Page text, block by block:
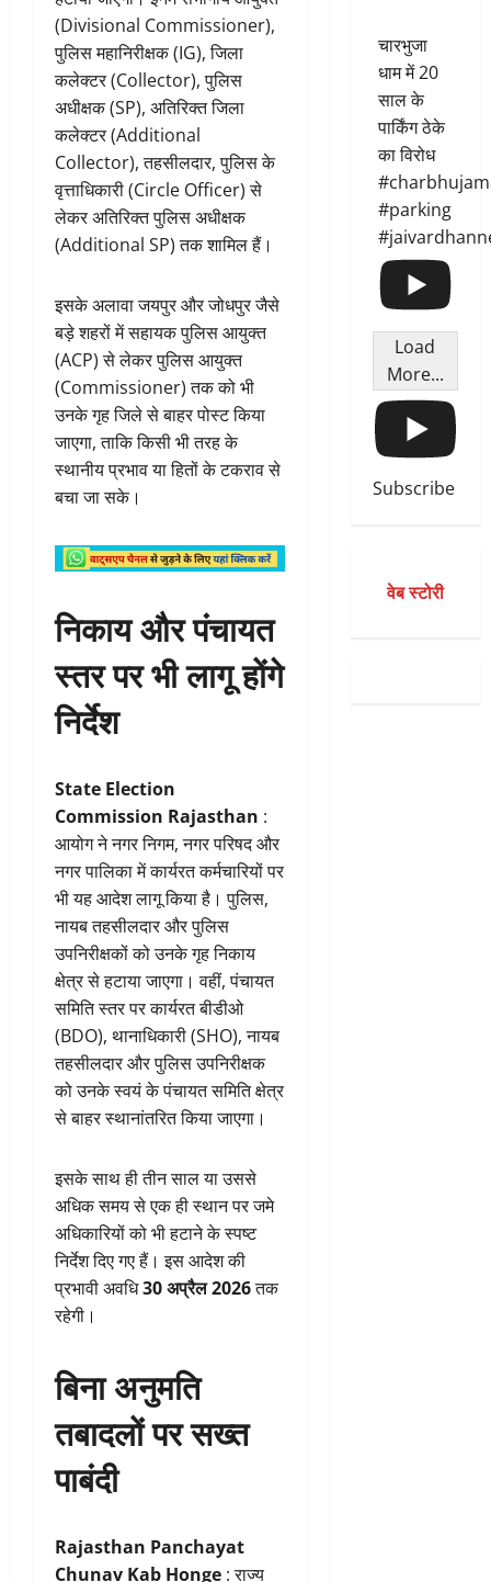
(Divisional Commissioner),
पुलिस महानिरीक्षक (IG), जिला
कलेक्टर (Collector), पुलिस
अधीक्षक (SP), अतिरिक्त जिला
कलेक्टर (Additional
Collector), तहसीलदार, पुलिस के
वृत्ताधिकारी (Circle Officer) से
लेकर अतिरिक्त पुलिस अधीक्षक
(Additional SP) तक शामिल हैं।
इसके अलावा जयपुर और जोधपुर जैसे
बड़े शहरों में सहायक पुलिस आयुक्त
(ACP) से लेकर पुलिस आयुक्त
(Commissioner) तक को भी
उनके गृह जिले से बाहर पोस्ट किया
जाएगा, ताकि किसी भी तरह के
स्थानीय प्रभाव या हितों के टकराव से
बचा जा सके।
निकाय और पंचायत
स्तर पर भी लागू होंगे
निर्देश
State Election
Commission Rajasthan :
आयोग ने नगर निगम, नगर परिषद और
नगर पालिका में कार्यरत कर्मचारियों पर
भी यह आदेश लागू किया है। पुलिस,
नायब तहसीलदार और पुलिस
उपनिरीक्षकों को उनके गृह निकाय
क्षेत्र से हटाया जाएगा। वहीं, पंचायत
समिति स्तर पर कार्यरत बीडीओ
(BDO), थानाधिकारी (SHO), नायब
तहसीलदार और पुलिस उपनिरीक्षक
को उनके स्वयं के पंचायत समिति क्षेत्र
से बाहर स्थानांतरित किया जाएगा।
इसके साथ ही तीन साल या उससे
अधिक समय से एक ही स्थान पर जमे
अधिकारियों को भी हटाने के स्पष्ट
निर्देश दिए गए हैं। इस आदेश की
प्रभावी अवधि30 अप्रैल 2026तक
रहेगी।
बिना अनुमति
तबादलों पर सख्त
पाबंदी
Rajasthan Panchayat
Chunav Kab Honge : राज्य
चारभुजा
धाम में 20
साल के
पार्किंग ठेके
का विरोध
#parking
Load
More...
Subscribe
वेब स्टोरी